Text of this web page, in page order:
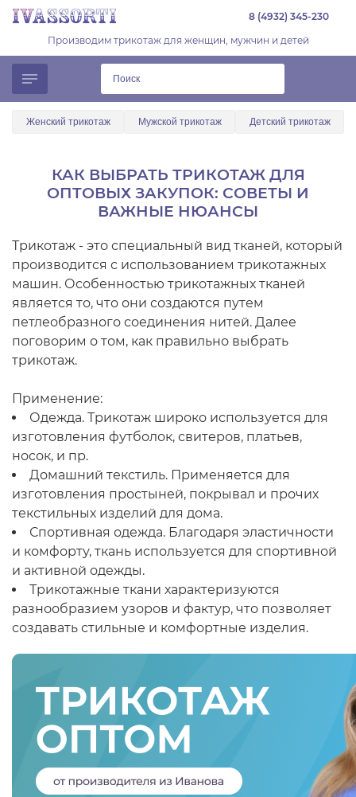
8 (4932) 345-230
Производим трикотаж для женщин, мужчин и детей
Женский трикотаж Мужской трикотаж Детский трикотаж
КАК ВЫБРАТЬ ТРИКОТАЖ ДЛЯ
ОПТОВЫХ ЗАКУПОК: СОВЕТЫ И
ВАЖНЫЕ НЮАНСЫ
Трикотаж - это специальный вид тканей, который
производится с использованием трикотажных
машин. Особенностью трикотажных тканей
является то, что они создаются путем
петлеобразного соединения нитей. Далее
поговорим о том, как правильно выбрать
трикотаж.
Применение:
Одежда. Трикотаж широко используется для
изготовления футболок, свитеров, платьев,
носок, и пр.
Домашний текстиль. Применяется для
изготовления простыней, покрывал и прочих
текстильных изделий для дома.
Спортивная одежда. Благодаря эластичности
и комфорту, ткань используется для спортивной
и активной одежды.
Трикотажные ткани характеризуются
разнообразием узоров и фактур, что позволяет
создавать стильные и комфортные изделия.